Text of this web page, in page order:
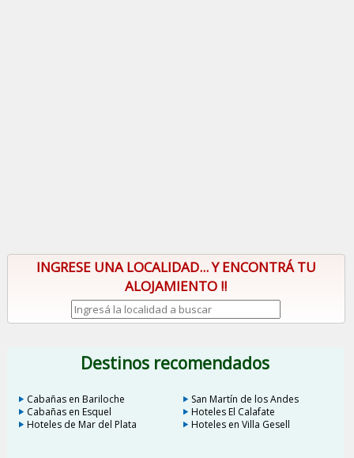
INGRESE UNA LOCALIDAD... Y ENCONTRÁ TU
ALOJAMIENTO !!
Destinos recomendados
Cabañas en Bariloche
San Martín de los Andes
Cabañas en Esquel
Hoteles El Calafate
Hoteles de Mar del Plata
Hoteles en Villa Gesell